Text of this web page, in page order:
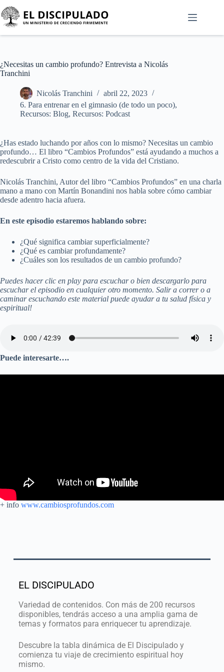
¿Necesitas un cambio profundo? Entrevista a Nicolás
Tranchini
Nicolás Tranchini
abril 22, 2023
6. Para entrenar en el gimnasio (de todo un poco),
Recursos: Blog, Recursos: Podcast
¿Has estado luchando por años con lo mismo? Necesitas un cambio
profundo… El libro “Cambios Profundos” está ayudando a muchos a
redescubrir a Cristo como centro de la vida del Cristiano.
Nicolás Tranchini, Autor del libro “Cambios Profundos” en una charla
mano a mano con Martín Bonandini nos habla sobre cómo cambiar
desde adentro hacia afuera.
En este episodio estaremos hablando sobre:
¿Qué significa cambiar superficialmente?
¿Qué es cambiar profundamente?
¿Cuáles son los resultados de un cambio profundo?
Puedes hacer clic en play para escuchar o bien descargarlo para
escuchar el episodio en cualquier otro momento. Salir a correr o a
caminar escuchando este material puede ayudar a tu salud física y
espiritual!
Puede interesarte….
+ info www.cambiosprofundos.com
EL DISCIPULADO
Variedad de contenidos. Con más de 200 recursos
disponibles, tendrás acceso a una amplia gama de
temas y formatos para enriquecer tu aprendizaje.
Descubre la tabla dinámica de El Discipulado y
comienza tu viaje de crecimiento espiritual hoy
mismo.